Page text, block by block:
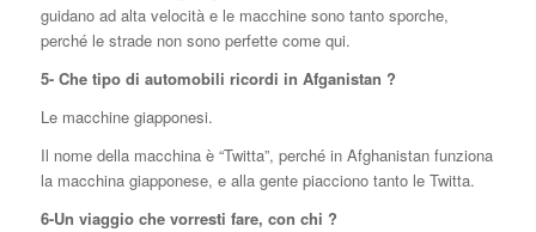
guidano ad alta velocità e le macchine sono tanto sporche,
perché le strade non sono perfette come qui.
5- Che tipo di automobili ricordi in Afganistan ?
Le macchine giapponesi.
Il nome della macchina è “Twitta”, perché in Afghanistan funziona
la macchina giapponese, e alla gente piacciono tanto le Twitta.
6-Un viaggio che vorresti fare, con chi ?